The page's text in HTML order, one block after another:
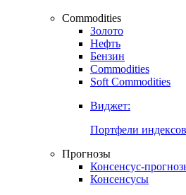
Виджет:
Карта процентных
Commodities
Золото
Бензин
Soft Commodities
Виджет:
Портфели индексов